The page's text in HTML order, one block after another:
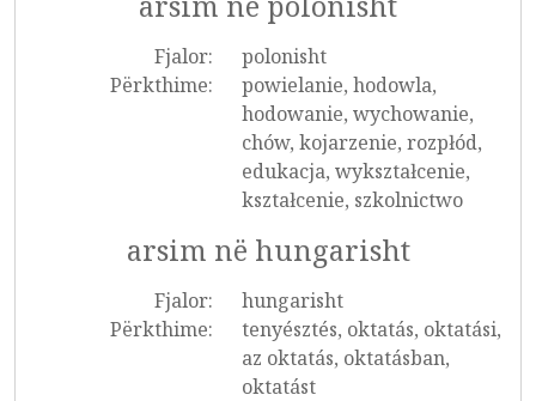
Fjalor:
polonisht
Përkthime:
powielanie, hodowla,
hodowanie, wychowanie,
chów, kojarzenie, rozpłód,
edukacja, wykształcenie,
kształcenie, szkolnictwo
arsim në hungarisht
Fjalor:
hungarisht
Përkthime:
tenyésztés, oktatás, oktatási,
az oktatás, oktatásban,
oktatást